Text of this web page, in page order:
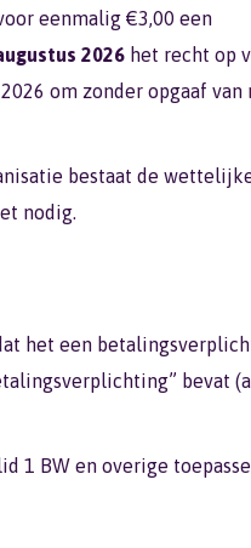
eenmalig €3,00 een
2026 het recht op
om zonder opgaaf van
bestaat de
nodig.
het een
bevat
1 BW en overige